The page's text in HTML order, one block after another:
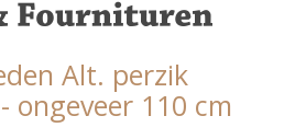
Alt. perzik
ongeveer 110 cm